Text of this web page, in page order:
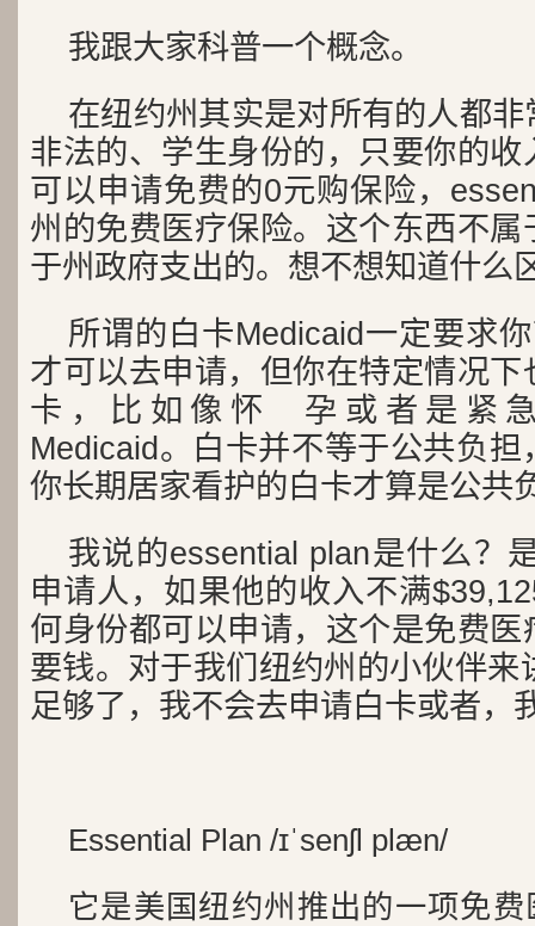
我跟大家科普一个概念。
在纽约州其实是对所有的人都
非法的、学生身份的，只要你的
可以申请免费的0元购保险，
州的免费医疗保险。这个东西不
于州政府支出的。想不想知道什么
所谓的白卡Medicaid一定要求
才可以去申请，但你在特定情况
卡，比如像怀 孕或者是紧
Medicaid。白卡并不等于公共负
你长期居家看护的白卡才算是公共
我说的essential plan是什么？
申请人，如果他的收入不满
何身份都可以申请，这个是免费
要钱。对于我们纽约州的小伙伴来
足够了，我不会去申请白卡或者，
Essential Plan /ɪˈsenʃl plæn/
它是美国纽约州推出的一项免